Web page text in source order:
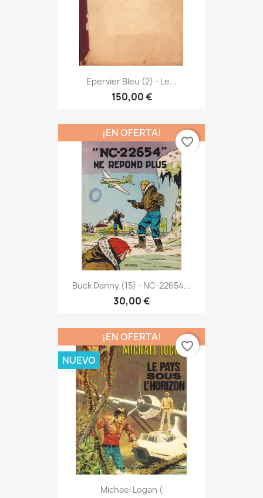
Epervier Bleu (2) - Le...
150,00 €
Buck Danny (15) - NC-22654...
30,00 €
¡EN OFERTA!
favorite_border
Michael Logan (
¡EN OFERTA!
NUEVO
favorite_border